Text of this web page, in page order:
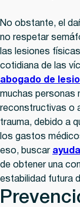
No obstante, el
no respetar
las lesiones
cotidiana de las
abogado de
muchas personas
reconstructivas o
trauma, debido a
los gastos
eso, buscar
de obtener una
estabilidad futura